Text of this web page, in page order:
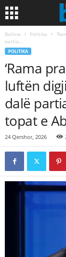
Ballina Politika
partia,...
POLITIKA
‘Rama
luftën
dalë
topat e
24 Qershor, 2026